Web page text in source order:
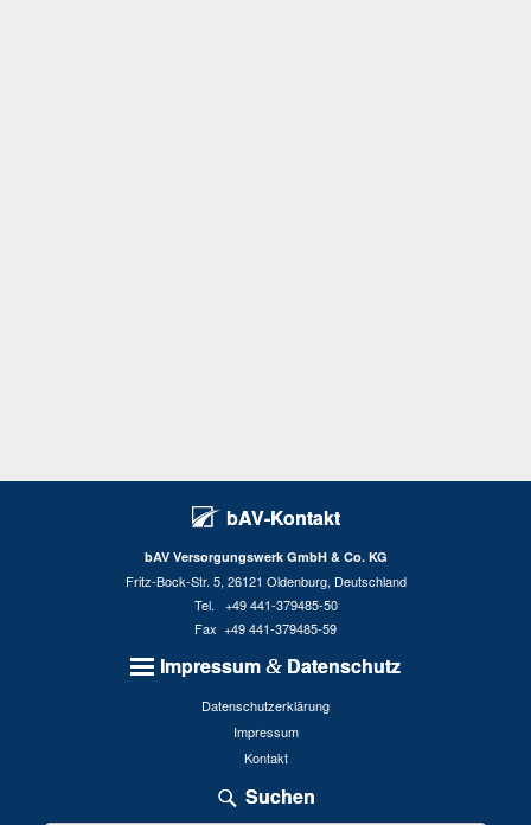
bAV-Kontakt
bAV Versorgungswerk GmbH & Co. KG
Fritz-Bock-Str. 5, 26121 Oldenburg, Deutschland
Tel. +49 441-379485-50
Fax +49 441-379485-59
Impressum & Datenschutz
Datenschutzerklärung
Impressum
Kontakt
Suchen